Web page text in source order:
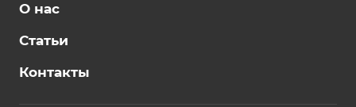
О нас
Статьи
Контакты